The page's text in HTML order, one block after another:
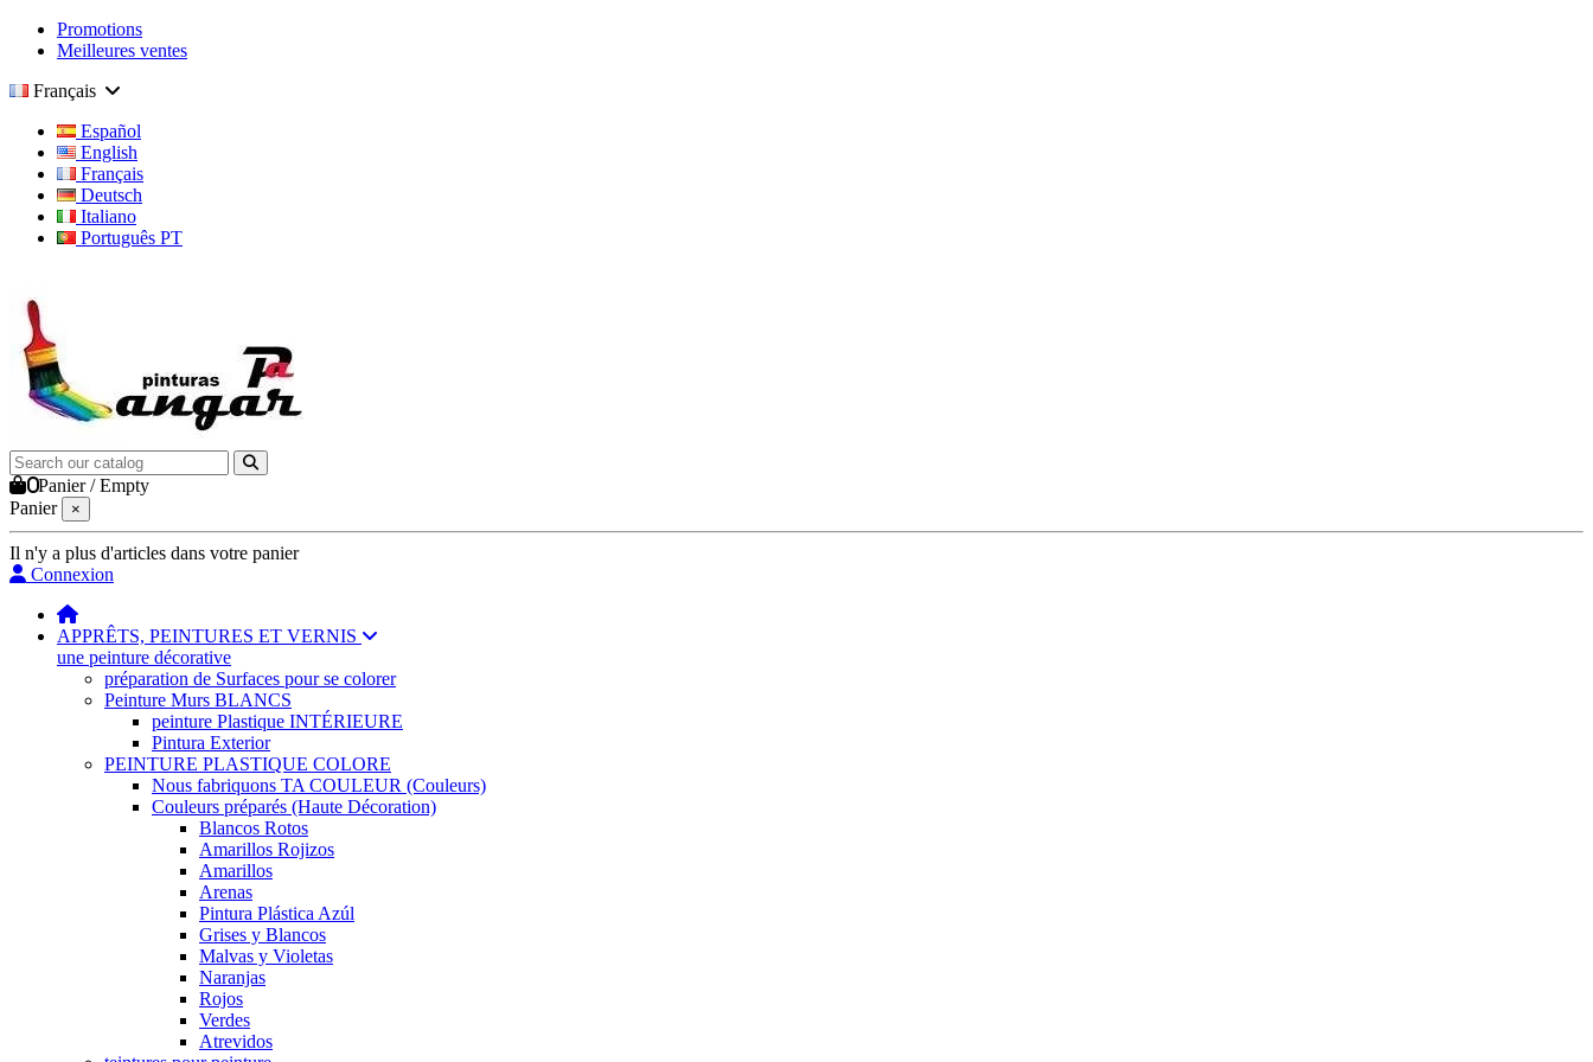
Promotions
Meilleures ventes
Français
Español
English
Français
Deutsch
Italiano
Português PT
0Panier /Empty
Panier
×
Il n'y a plus d'articles dans votre panier
Connexion
APPRÊTS, PEINTURES ET VERNIS
une peinture décorative
préparation de Surfaces pour se colorer
Peinture Murs BLANCS
peinture Plastique INTÉRIEURE
Pintura Exterior
PEINTURE PLASTIQUE COLORE
Nous fabriquons TA COULEUR (Couleurs)
Couleurs préparés (Haute Décoration)
Blancos Rotos
Amarillos Rojizos
Amarillos
Arenas
Pintura Plástica Azúl
Grises y Blancos
Malvas y Violetas
Naranjas
Rojos
Verdes
Atrevidos